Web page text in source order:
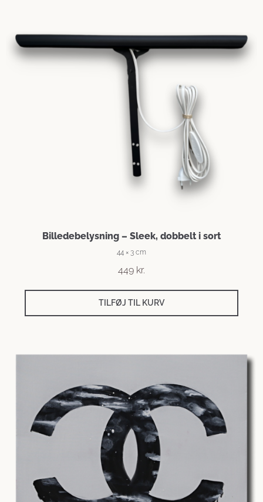
Billedebelysning – Sleek, dobbelt i sort
44 × 3 cm
449 kr.
TILFØJ TIL KURV